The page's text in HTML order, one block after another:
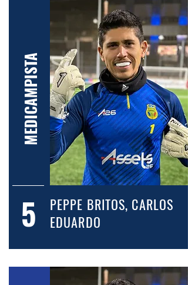
MEDICAMPISTA
5
PEPPE BRITOS, CARLOS
EDUARDO